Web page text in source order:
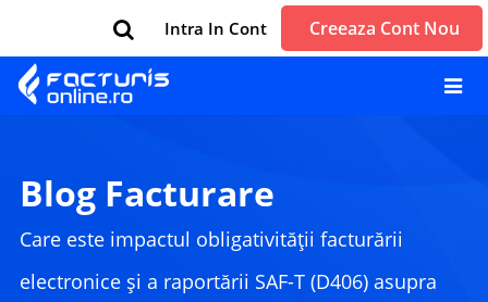
Intra In Cont Creeaza Cont Nou
Blog Facturare
Care este impactul obligativității facturării
electronice și a raportării SAF-T (D406) asupra